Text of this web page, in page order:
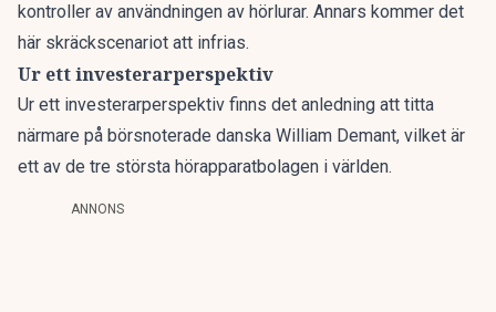
kontroller av användningen av hörlurar. Annars kommer det
här skräckscenariot att infrias.
Ur ett investerarperspektiv
Ur ett investerarperspektiv finns det anledning att titta
närmare på börsnoterade danska William Demant, vilket är
ett av de tre största hörapparatbolagen i världen.
ANNONS